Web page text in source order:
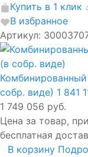
Купить в 1 клик
В избранное
Артикул:
Комбинированный
собр. виде) 1 841
1 749 056 руб.
Цена за товар,
бесплатная
В корзину